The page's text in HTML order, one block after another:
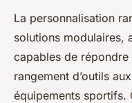
La personnalisation
solutions modulaires,
capables de
rangement d’outils
équipements sportifs.